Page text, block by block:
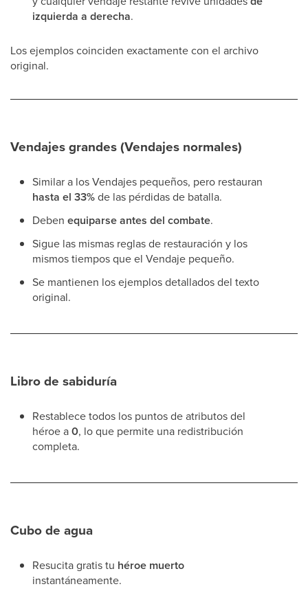
izquierda a derecha.
Los ejemplos coinciden exactamente con el archivo
original.
Vendajes grandes (Vendajes normales)
Similar a los Vendajes pequeños, pero restauran
hasta el 33%de las pérdidas de batalla.
Deben equiparse antes del combate.
Sigue las mismas reglas de restauración y los
mismos tiempos que el Vendaje pequeño.
Se mantienen los ejemplos detallados del texto
original.
Libro de sabiduría
Restablece todos los puntos de atributos del
héroe a0, lo que permite una redistribución
completa.
Cubo de agua
Resucita gratis tu héroe muerto
instantáneamente.